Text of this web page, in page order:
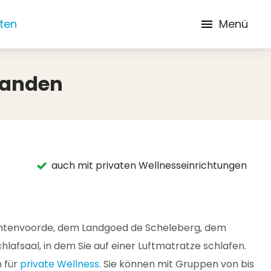
Menü
auch mit privaten Wellnesseinrichtungen
dem Landgoed de Scheleberg, dem
in dem Sie auf einer Luftmatratze schlafen.
für private Wellness. Sie können mit Gruppen von bis